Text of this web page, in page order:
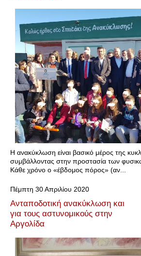
Η ανακύκλωση είναι βασικό μέρος της
συμβάλλοντας στην προστασία των
Κάθε χρόνο ο «έβδομος πόρος» (αν...
Πέμπτη 30 Απριλίου 2020
Ανταποδοτική ανακύκλωση και
για τους αστυνομικούς στην
Αργολίδα